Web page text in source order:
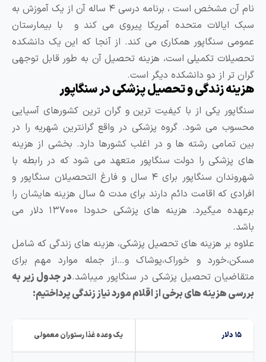
نام آن مشخص است ، برنامه درسی ۴ ساله آن از یک آموزش به
ایالات متحده آمریکا پیروی می کند و با بیمارستان
سنگاپور همکاری می کند. از آنجا که این یک دانشکده
تکمیلی است، هزینه تحصیل آن به طور قابل توجهی
تر از دو دانشکده دیگر است.
زندگی و تحصیل پزشکی در سنگاپور
یکی از با کیفیت ترین و گران ترین کشورهای آسیایی
می شود. گروه پزشکی در واقع گرانترین شهریه را در
تمامی رشته ها و در اغلب کشورها دارد. بخشی از هزینه
پزشکی را دولت سنگاپور متعهد می شود که در رابطه با
شهروندان سنگاپور برای ۴ سال و فارغ التحصیلان سنگاپور و
افرادی که اقامت دائم دارند برای مدت ۵ سال هزینه هایشان را
برعهده میگیرد. هزینه های پزشکی حدودا ۱۳۷۰۰۰ دلار می
بر هزینه های تحصیل پزشکی، هزینه های زندگی که شامل
و خوراک،پوشاک و…از جمله موارد مهم برای
تحصیل پزشکی در سنگاپور میباشد.در جدول زیر به
هزینه های برخی از اقلام مورد نیاز زندگی پرداختیم:
یک وعده غذا رستوران معمولی